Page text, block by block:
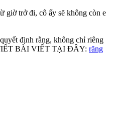
giờ trở đi, cô ấy sẽ không còn e
định rằng, không chỉ riêng
TIẾT BÀI VIẾT TẠI ĐÂY: răng